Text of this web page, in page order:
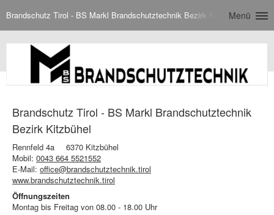
Brandschutz Tirol - BS Markl Brandschutztechnik Bezirk Kitzbühel
Menü
Brandschutz Tirol - BS Markl Brandschutztechnik
Bezirk Kitzbühel
Rennfeld 4a
6370 Kitzbühel
Mobil: 0043 664 5521552
E-Mail: office@brandschutztechnik.tirol
www.brandschutztechnik.tirol
Öffnungszeiten
Montag bis Freitag von 08.00 - 18.00 Uhr